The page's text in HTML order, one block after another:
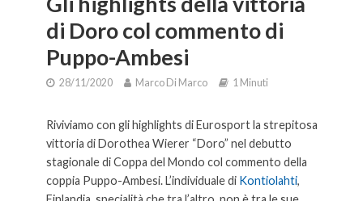
di Doro col commento di
Puppo-Ambesi
28/11/2020 Marco Di Marco 1 Minuti
Riviviamo con gli highlights di Eurosport la strepitosa
vittoria di Dorothea Wierer “Doro” nel debutto
stagionale di Coppa del Mondo col commento della
coppia Puppo-Ambesi. L’individuale di Kontiolahti,